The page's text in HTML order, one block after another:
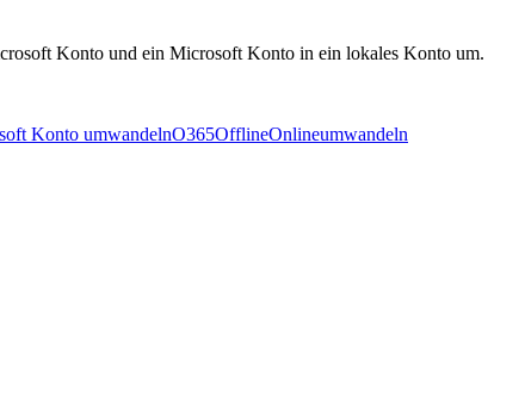
Konto und ein Microsoft Konto in ein lokales Konto um.
Konto umwandelnO365OfflineOnlineumwandeln